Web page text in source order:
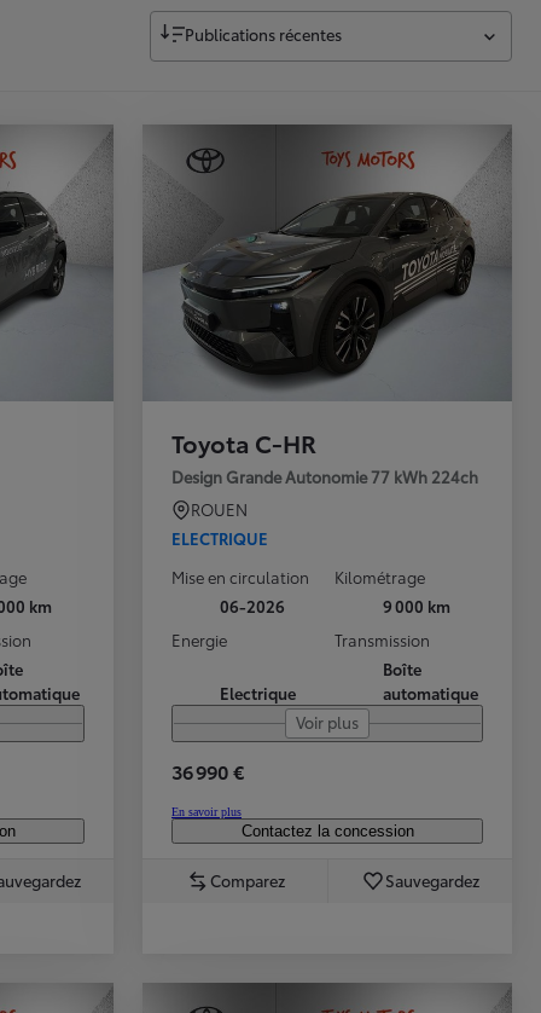
Publications récentes
km
Toyota C-HR
Design Grande Autonomie 77 kWh 224ch
ROUEN
ELECTRIQUE
Mise en circulation
06-2026
Kilométrage
9 000 km
Energie
Electrique
Transmission
Boîte
automatique
Voir plus
36 990 €
En savoir plus
Contactez la concession
Comparez Sauvegardez